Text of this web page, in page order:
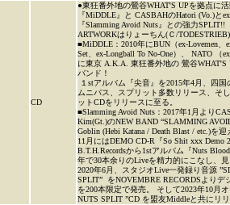
CD
●東狂番外地の鶯谷WHAT'S UPを拠点に
『MiDDLE』と CASBAHのHatori (Vo.)と
『Slamming Avoid Nuts』との強力SPLIT!!
ARTWORKはりょーちん(Ｃ/TODESTRIEB)
■MiDDLE：2010年にBUN（ex-Lovemen、
Set、ex-Longball To No-One）、 NATO （
に東京 A.K.A. 東狂番外地の 鶯谷
バンド！
１stアルバム『尖音』を2015年4月、四
ムニバス、スプリット多数リリース、そ
ットCDをリリースに至る。
■Slamming Avoid Nuts：2017年1月より
Kim(Gt.)のNEW BAND “SLAMMING
Goblin (Hebi Katana / Death Blast / etc.)を
11月にはDEMO CD-R『So Shit xxx Demo
B.T.H.Recordsから1stアルバム『Nuts
年で30本余りのLiveを精力的にこなし、
2020年6月、スタジオLive一発録り音源
SPLIT” をNOVEMBRE RECORDSより
を200本限定で発売。 そして2023年10月
NUTS SPLIT ”CD を盟友Middleと共にリリ